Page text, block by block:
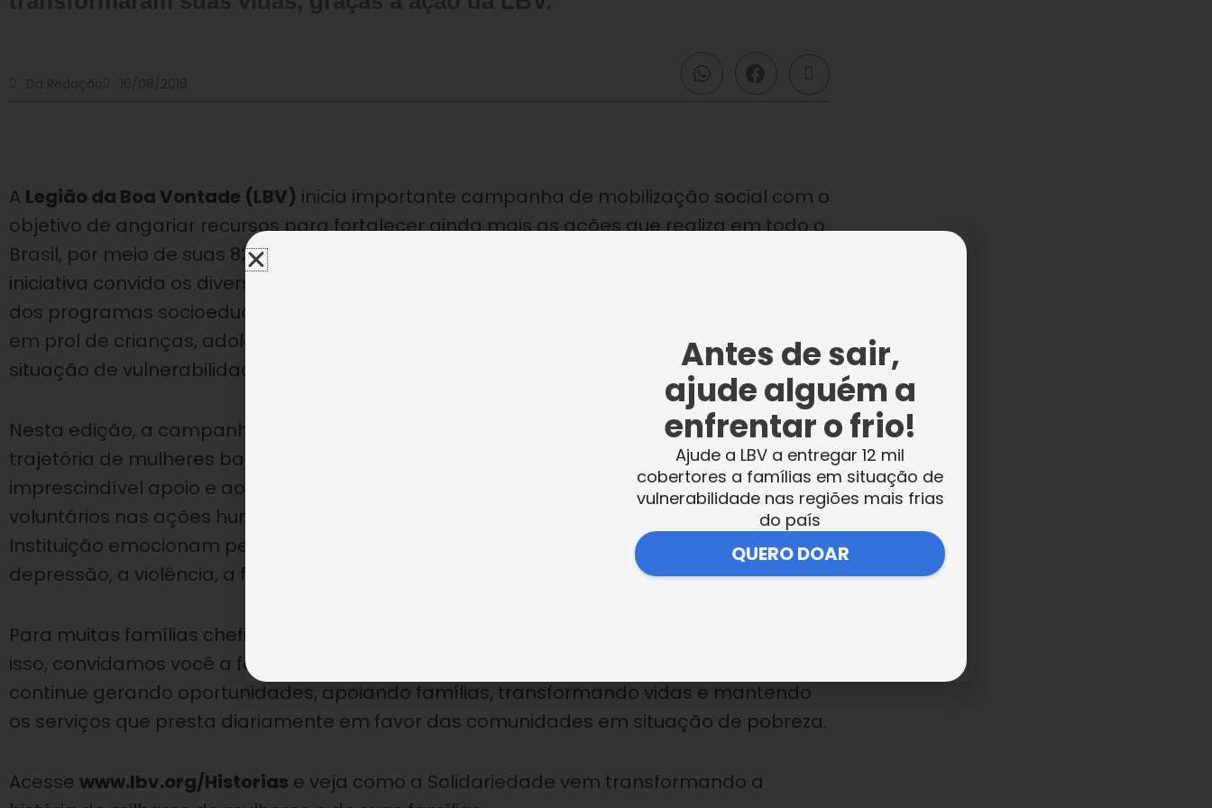
Da Redação 16/08/2018
A Legião da Boa Vontade (LBV) inicia importante campanha de mobilização social com o
objetivo de angariar recursos para fortalecer ainda mais as ações que realiza em todo o
Brasil, por meio de suas 82 unidades de atendimento. Intitulada
iniciativa convida os diversos setores da sociedade a fazer doações para a manutenção
dos programas socioeducacionais que a LBV desenvolve nas cinco regiões brasileiras
em prol de crianças, adolescentes, jovens, adultos, idosos, gestantes e famílias em
situação de vulnerabilidade social.
Nesta edição, a campanha destaca a importância da Solidariedade ao compartilhar a
trajetória de mulheres batalhadoras que tiveram suas vidas transformadas graças ao
imprescindível apoio e ao engajamento de colaboradores, amigos, parceiros e
voluntários nas ações humanitárias da LBV. Os relatos dessas mulheres atendidas pela
Instituição emocionam pelos desafios que enfrentaram para superar problemas como a
depressão, a violência, a fome e o suicídio.
Para muitas famílias chefiadas por mulheres, a única esperança é a Solidariedade. Por
isso, convidamos você a fazer parte dessa corrente e a colaborar para que a LBV
continue gerando oportunidades, apoiando famílias, transformando vidas e mantendo
os serviços que presta diariamente em favor das comunidades em situação de pobreza.
Acesse www.lbv.org/Historias e veja como a Solidariedade vem transformando a
Antes de sair,
ajude alguém a
enfrentar o frio!
Ajude a LBV a entregar 12 mil
cobertores a famílias em situação de
vulnerabilidade nas regiões mais frias
do país
QUERO DOAR